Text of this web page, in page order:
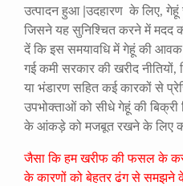
उत्पादन हुआ |उदहारण के लिए, गेहूं
जिसने यह सुनिश्चित करने में मदद
दें कि इस समयावधि में गेहूं की
गई कमी सरकार की खरीद नीतियों,
या भंडारण सहित कई कारकों से
उपभोक्ताओं को सीधे गेहूं की
के आंकड़े को मजबूत रखने के लिए
जैसा कि हम खरीफ की फसल के
के कारणों को बेहतर ढंग से समझने